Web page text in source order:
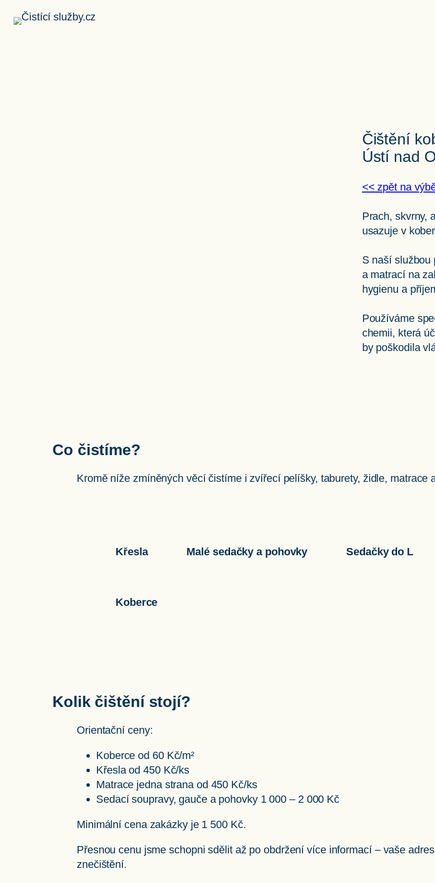
Přeskočit
na
Čištění
Ústí nad
<< zpět na
Prach, skvrny,
usazuje v
S naší službou
a matrací na
hygienu a
Používáme
chemii, která
by poškodila
Co čistíme?
Kromě níže zmíněných věcí čistíme i zvířecí pelíšky, taburety, židle, matrace
Křesla Malé sedačky a pohovky Sedačky do L
Koberce
Kolik čištění stojí?
Orientační ceny:
Koberce od 60 Kč/m²
Křesla od 450 Kč/ks
Matrace jedna strana od 450 Kč/ks
Sedací soupravy, gauče a pohovky 1 000 – 2 000 Kč
Minimální cena zakázky je 1 500 Kč.
Přesnou cenu jsme schopni sdělit až po obdržení více informací – vaše
znečištění.